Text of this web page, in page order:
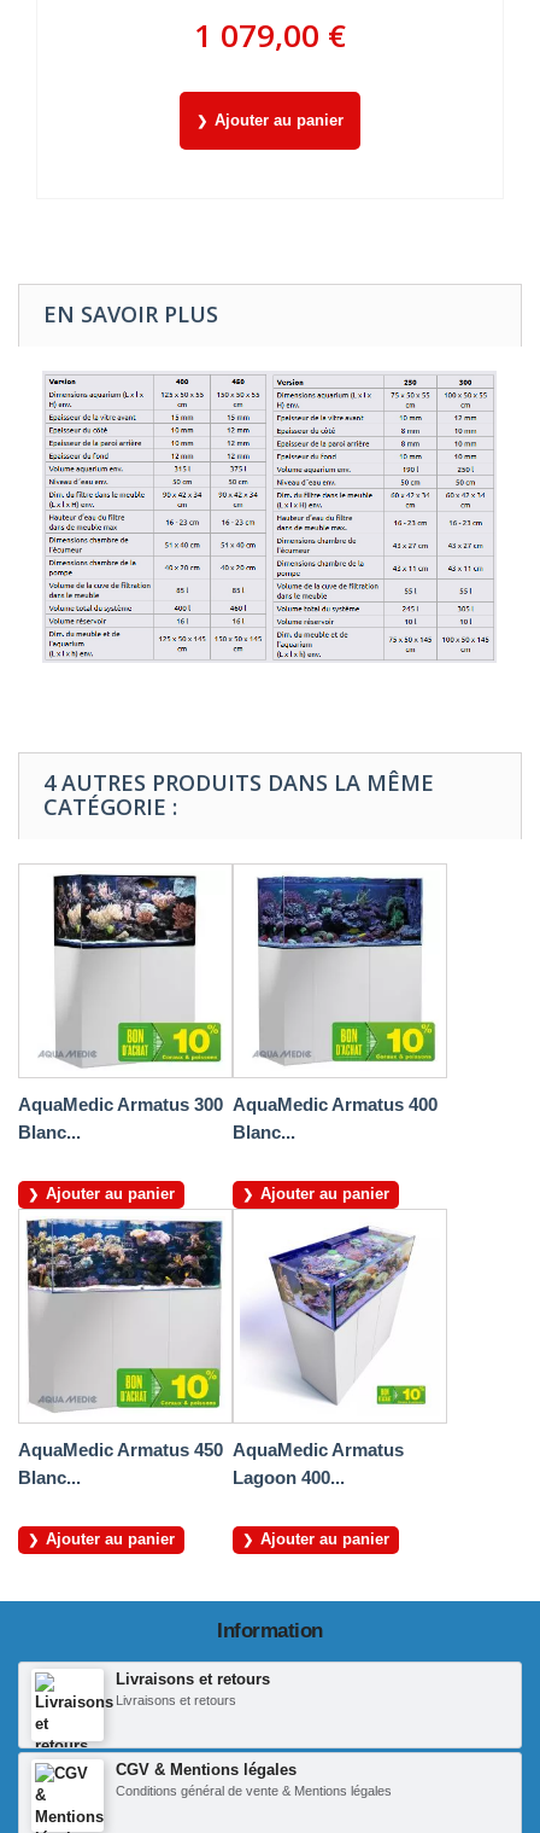
1 079,00 €
Ajouter au panier
EN SAVOIR PLUS
4 AUTRES PRODUITS DANS LA MÊME
CATÉGORIE :
AquaMedic Armatus 300
Blanc...
Ajouter au panier
AquaMedic Armatus 400
Blanc...
Ajouter au panier
AquaMedic Armatus 450
Blanc...
Ajouter au panier
AquaMedic Armatus
Lagoon 400...
Ajouter au panier
Information
Livraisons et retours
Livraisons et retours
CGV & Mentions légales
Conditions général de vente & Mentions légales